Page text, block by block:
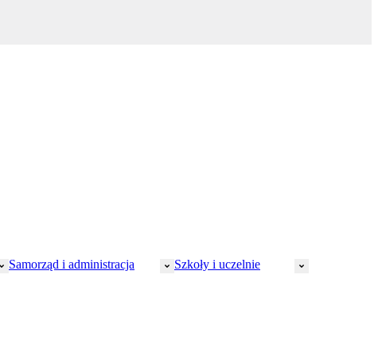
Samorząd i administracja Szkoły i uczelnie